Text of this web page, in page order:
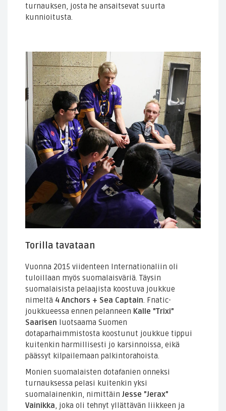
turnauksen, josta he ansaitsevat suurta
kunnioitusta.
Torilla tavataan
Vuonna 2015 viidenteen Internationaliin oli
tuloillaan myös suomalaisväriä. Täysin
suomalaisista pelaajista koostuva joukkue
nimeltä 4 Anchors + Sea Captain. Fnatic-
joukkueessa ennen pelanneen Kalle ”Trixi”
Saarisen luotsaama Suomen
dotaparhaimmistosta koostunut joukkue tippui
kuitenkin harmillisesti jo karsinnoissa, eikä
päässyt kilpailemaan palkintorahoista.
Monien suomalaisten dotafanien onneksi
turnauksessa pelasi kuitenkin yksi
suomalainenkin, nimittäin Jesse ”Jerax”
Vainikka, joka oli tehnyt yllättävän liikkeen ja